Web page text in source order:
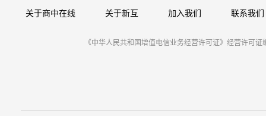
关于商中在线 关于新互 加入我们 联系我们
《中华人民共和国增值电信业务经营许可证》经营许可